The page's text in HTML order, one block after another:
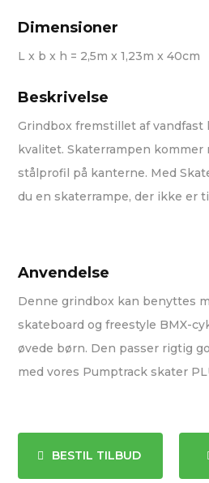
Dimensioner
L x b x h = 2,5m x 1,23m x 40cm
Beskrivelse
Grindbox fremstillet af vandfast
kvalitet. Skaterrampen kommer
stålprofil på kanterne. Med
du en skaterrampe, der ikke er
Anvendelse
Denne grindbox kan benyttes
skateboard og freestyle BMX-
øvede børn. Den passer rigtig
med vores Pumptrack skater
BESTIL TILBUD